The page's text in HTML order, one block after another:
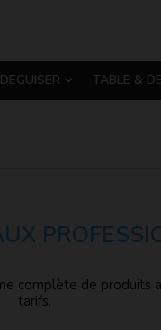
TABLE &
complète de produits
tarifs.